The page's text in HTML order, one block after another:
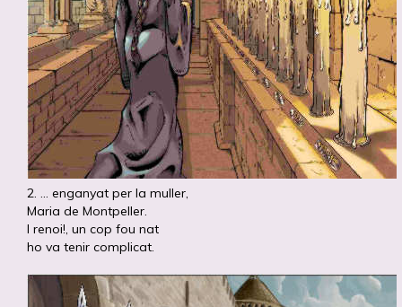
2. ... enganyat per la muller,
Maria de Montpeller.
I renoi!, un cop fou nat
ho va tenir complicat.